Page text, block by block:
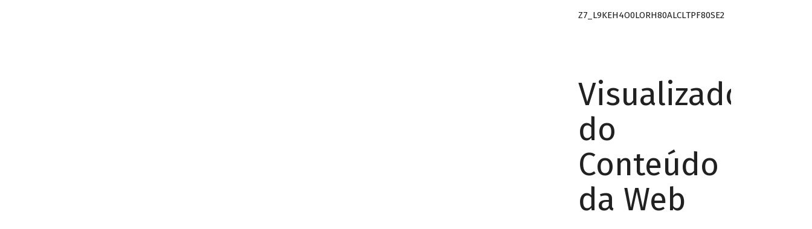
Z7_L9KEH4O0LORH80ALCLTPF80SE2
Visualizador
do
Conteúdo
da Web